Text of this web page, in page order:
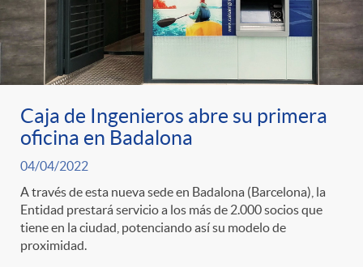
Caja de Ingenieros abre su primera
oficina en Badalona
04/04/2022
A través de esta nueva sede en Badalona (Barcelona), la
Entidad prestará servicio a los más de 2.000 socios que
tiene en la ciudad, potenciando así su modelo de
proximidad.